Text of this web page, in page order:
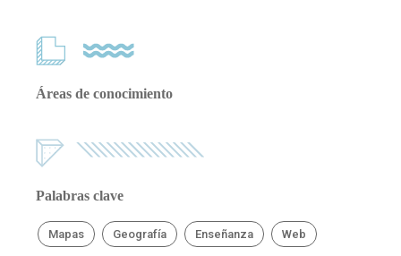
Áreas de conocimiento
Palabras clave
Mapas Geografía Enseñanza Web